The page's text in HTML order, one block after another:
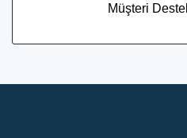
Müşteri